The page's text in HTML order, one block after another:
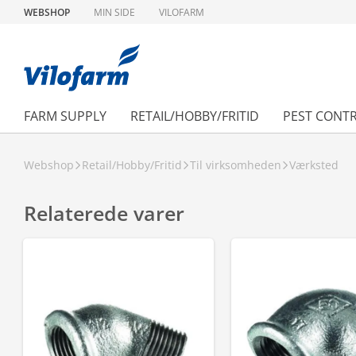
WEBSHOP MIN SIDE VILOFARM
FARM SUPPLY RETAIL/HOBBY/FRITID PEST
Webshop Retail/Hobby/Fritid Til virksomheden Værksted
Relaterede varer